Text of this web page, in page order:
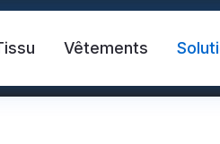
Vêtements